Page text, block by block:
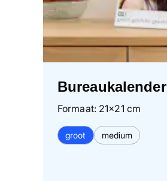
Bureaukalender
Formaat: 21×21 cm
groot medium